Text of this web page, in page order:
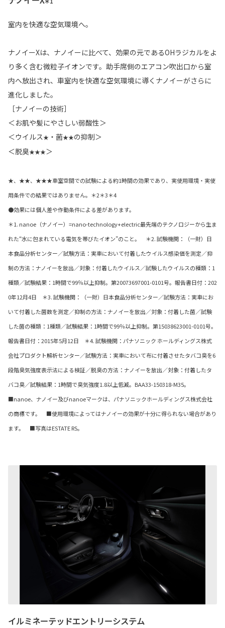
室内を快適な空気環境へ。
ナノイーXは、ナノイーに比べて、効果の元であるOHラジカルをよ
り多く含む微粒子イオンです。助手席側のエアコン吹出口から室
内へ放出され、車室内を快適な空気環境に導くナノイーがさらに
進化しました。
［ナノイーの技術］
＜お肌や髪にやさしい弱酸性＞
＜ウイルス★ ・菌★★の抑制＞
＜脱臭★★★＞
★、★★、★★★車室空間での試験による約1時間の効果であり、実使用環境・実使
用条件での結果ではありません。＊2＊3＊4
●効果には個人差や作動条件による差があります。
＊1. nanoe（ナノイー）=nano-technology+electric最先端のテクノロジーから生ま
れた“水に包まれている電気を帯びたイオン”のこと。 ＊2. 試験機関：（一財）日
本食品分析センター／試験方法：実車において付着したウイルス感染価を測定／抑
制の方法：ナノイーを放出／対象：付着したウイルス／試験したウイルスの種類：1
種類／試験結果：1時間で99％以上抑制。第20073697001-0101号。報告書日付：202
0年12月4日 ＊3. 試験機関：（一財）日本食品分析センター／試験方法：実車にお
いて付着した菌数を測定／抑制の方法：ナノイーを放出／対象：付着した菌／試験
した菌の種類：1種類／試験結果：1時間で99％以上抑制。第15038623001-0101号。
報告書日付：2015年5月12日 ＊4. 試験機関：パナソニック ホールディングス株式
会社プロダクト解析センター／試験方法：実車において布に付着させたタバコ臭を6
段階臭気強度表示法による検証／脱臭の方法：ナノイーを放出／対象：付着したタ
バコ臭／試験結果：1時間で臭気強度1.8以上低減。BAA33-150318-M35。
■nanoe、ナノイー及びnanoeマークは、パナソニックホールディングス株式会社
の商標です。 ■使用環境によってはナノイーの効果が十分に得られない場合があり
ます。 ■写真はESTATE RS。
イルミネーテッドエントリーシステム